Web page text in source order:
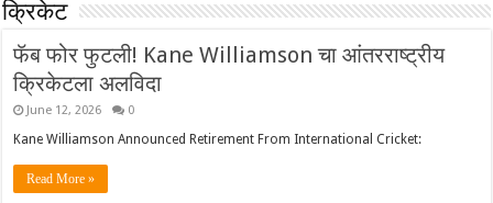
क्रिकेट
फॅब फोर फुटली! Kane Williamson चा आंतरराष्ट्रीय
क्रिकेटला अलविदा
June 12, 2026 0
Kane Williamson Announced Retirement From International Cricket:
Read More »